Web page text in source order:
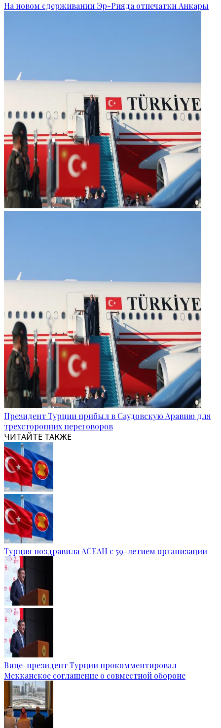
На новом сдерживании Эр-Рияда отпечатки Анкары
Президент Турции прибыл в Саудовскую Аравию для
трехсторонних переговоров
ЧИТАЙТЕ ТАКЖЕ
Турция поздравила АСЕАН с 59-летием организации
Вице-президент Турции прокомментировал
Мекканское соглашение о совместной обороне